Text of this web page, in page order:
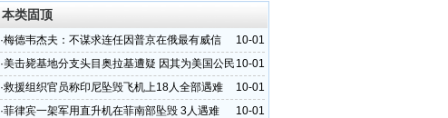
本类固顶
10-01
·梅德韦杰夫：不谋求连任因普京在俄最有威信
10-01
·美击毙基地分支头目奥拉基遭疑 因其为美国公民
10-01
·救援组织官员称印尼坠毁飞机上18人全部遇难
10-01
·菲律宾一架军用直升机在菲南部坠毁 3人遇难